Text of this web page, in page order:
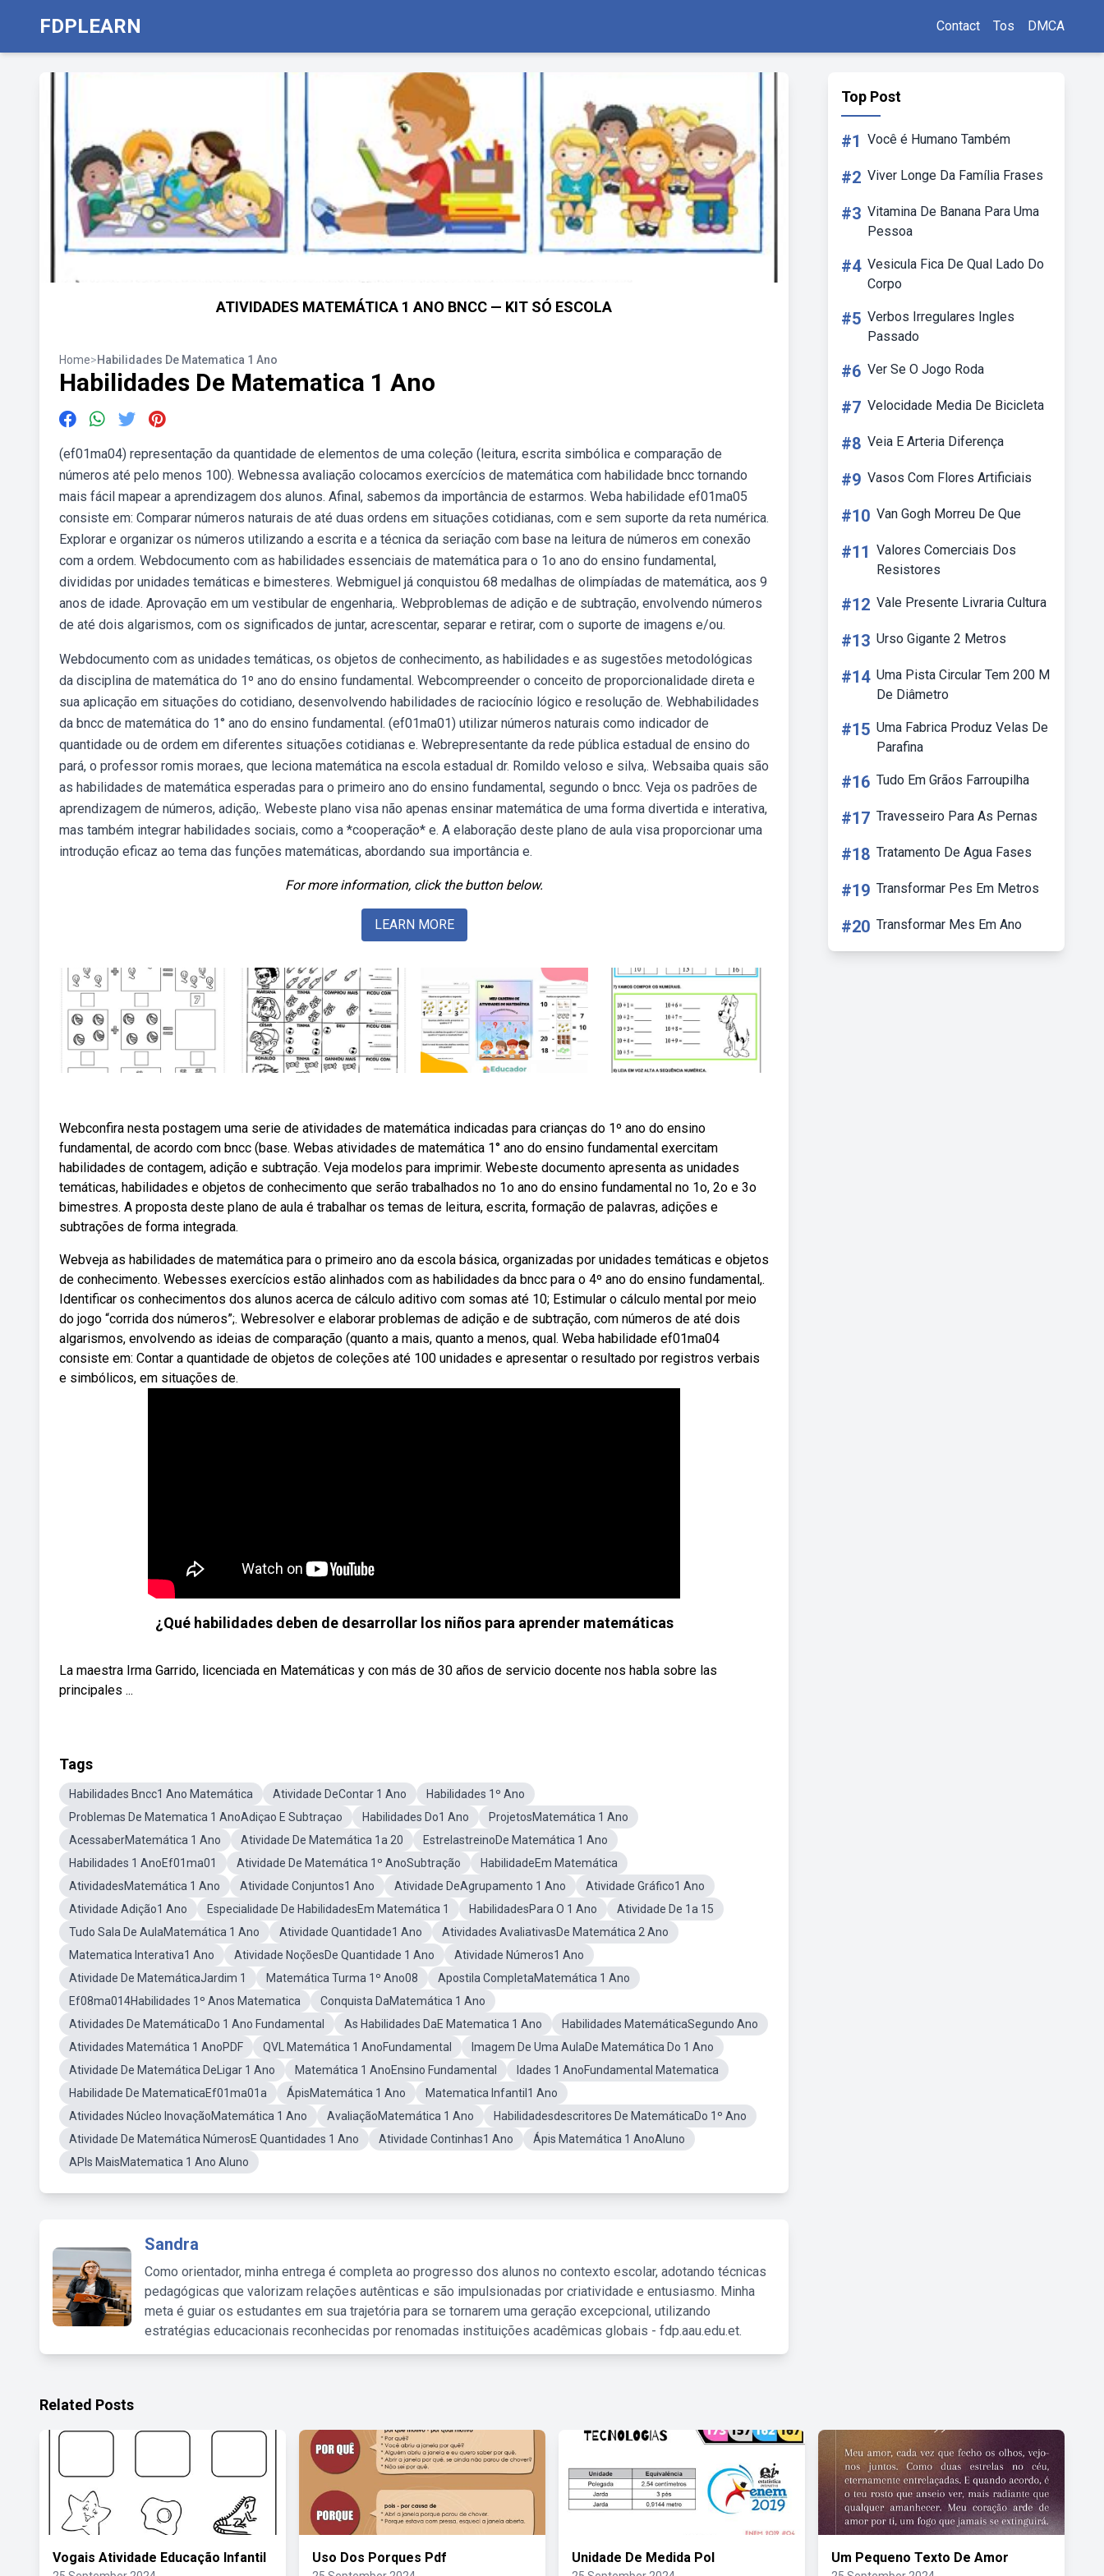
FDPLEARN Contact Tos DMCA
ATIVIDADES MATEMÁTICA 1 ANO BNCC — KIT SÓ ESCOLA
Home>Habilidades De Matematica 1 Ano
Habilidades De Matematica 1 Ano
(ef01ma04) representação da quantidade de elementos de uma coleção (leitura, escrita simbólica e comparação de
números até pelo menos 100). Webnessa avaliação colocamos exercícios de matemática com habilidade bncc tornando
mais fácil mapear a aprendizagem dos alunos. Afinal, sabemos da importância de estarmos. Weba habilidade ef01ma05
consiste em: Comparar números naturais de até duas ordens em situações cotidianas, com e sem suporte da reta numérica.
Explorar e organizar os números utilizando a escrita e a técnica da seriação com base na leitura de números em conexão
com a ordem. Webdocumento com as habilidades essenciais de matemática para o 1o ano do ensino fundamental,
divididas por unidades temáticas e bimesteres. Webmiguel já conquistou 68 medalhas de olimpíadas de matemática, aos 9
anos de idade. Aprovação em um vestibular de engenharia,. Webproblemas de adição e de subtração, envolvendo números
de até dois algarismos, com os significados de juntar, acrescentar, separar e retirar, com o suporte de imagens e/ou.
Webdocumento com as unidades temáticas, os objetos de conhecimento, as habilidades e as sugestões metodológicas
da disciplina de matemática do 1º ano do ensino fundamental. Webcompreender o conceito de proporcionalidade direta e
sua aplicação em situações do cotidiano, desenvolvendo habilidades de raciocínio lógico e resolução de. Webhabilidades
da bncc de matemática do 1° ano do ensino fundamental. (ef01ma01) utilizar números naturais como indicador de
quantidade ou de ordem em diferentes situações cotidianas e. Webrepresentante da rede pública estadual de ensino do
pará, o professor romis moraes, que leciona matemática na escola estadual dr. Romildo veloso e silva,. Websaiba quais são
as habilidades de matemática esperadas para o primeiro ano do ensino fundamental, segundo o bncc. Veja os padrões de
aprendizagem de números, adição,. Webeste plano visa não apenas ensinar matemática de uma forma divertida e interativa,
mas também integrar habilidades sociais, como a *cooperação* e. A elaboração deste plano de aula visa proporcionar uma
introdução eficaz ao tema das funções matemáticas, abordando sua importância e.
For more information, click the button below.
LEARN MORE
Webconfira nesta postagem uma serie de atividades de matemática indicadas para crianças do 1º ano do ensino
fundamental, de acordo com bncc (base. Webas atividades de matemática 1° ano do ensino fundamental exercitam
habilidades de contagem, adição e subtração. Veja modelos para imprimir. Webeste documento apresenta as unidades
temáticas, habilidades e objetos de conhecimento que serão trabalhados no 1o ano do ensino fundamental no 1o, 2o e 3o
bimestres. A proposta deste plano de aula é trabalhar os temas de leitura, escrita, formação de palavras, adições e
subtrações de forma integrada.
Webveja as habilidades de matemática para o primeiro ano da escola básica, organizadas por unidades temáticas e objetos
de conhecimento. Webesses exercícios estão alinhados com as habilidades da bncc para o 4º ano do ensino fundamental,.
Identificar os conhecimentos dos alunos acerca de cálculo aditivo com somas até 10; Estimular o cálculo mental por meio
do jogo “corrida dos números”;. Webresolver e elaborar problemas de adição e de subtração, com números de até dois
algarismos, envolvendo as ideias de comparação (quanto a mais, quanto a menos, qual. Weba habilidade ef01ma04
consiste em: Contar a quantidade de objetos de coleções até 100 unidades e apresentar o resultado por registros verbais
e simbólicos, em situações de.
¿Qué habilidades deben de desarrollar los niños para aprender matemáticas
La maestra Irma Garrido, licenciada en Matemáticas y con más de 30 años de servicio docente nos habla sobre las
principales ...
Tags
Habilidades Bncc1 Ano Matemática Atividade DeContar 1 Ano
Habilidades 1º Ano
Problemas De Matematica 1 AnoAdiçao E Subtraçao
Habilidades Do1 Ano
ProjetosMatemática 1 Ano
AcessaberMatemática 1 Ano
Atividade De Matemática 1a 20
EstrelastreinoDe Matemática 1 Ano
Habilidades 1 AnoEf01ma01
Atividade De Matemática 1º AnoSubtração
HabilidadeEm Matemática
AtividadesMatemática 1 Ano
Atividade Conjuntos1 Ano Atividade DeAgrupamento 1 Ano
Atividade Gráfico1 Ano
Atividade Adição1 Ano
Especialidade De HabilidadesEm Matemática 1 HabilidadesPara O 1 Ano
Atividade De 1a 15
Tudo Sala De AulaMatemática 1 Ano
Atividade Quantidade1 Ano
Atividades AvaliativasDe Matemática 2 Ano
Matematica Interativa1 Ano
Atividade NoçõesDe Quantidade 1 Ano
Atividade Números1 Ano
Atividade De MatemáticaJardim 1
Matemática Turma 1º Ano08
Apostila CompletaMatemática 1 Ano
Ef08ma014Habilidades 1º Anos Matematica
Conquista DaMatemática 1 Ano
Atividades De MatemáticaDo 1 Ano Fundamental
As Habilidades DaE Matematica 1 Ano
Habilidades MatemáticaSegundo Ano
Atividades Matemática 1 AnoPDF
QVL Matemática 1 AnoFundamental
Imagem De Uma AulaDe Matemática Do 1 Ano
Atividade De Matemática DeLigar 1 Ano
Matemática 1 AnoEnsino Fundamental
Idades 1 AnoFundamental Matematica
Habilidade De MatematicaEf01ma01a
ÁpisMatemática 1 Ano
Matematica Infantil1 Ano
Atividades Núcleo InovaçãoMatemática 1 Ano
AvaliaçãoMatemática 1 Ano
Habilidadesdescritores De MatemáticaDo 1º Ano
Atividade De Matemática NúmerosE Quantidades 1 Ano
Atividade Continhas1 Ano
Ápis Matemática 1 AnoAluno
APIs MaisMatematica 1 Ano Aluno
Sandra
Como orientador, minha entrega é completa ao progresso dos alunos no contexto escolar, adotando técnicas
pedagógicas que valorizam relações autênticas e são impulsionadas por criatividade e entusiasmo. Minha
meta é guiar os estudantes em sua trajetória para se tornarem uma geração excepcional, utilizando
estratégias educacionais reconhecidas por renomadas instituições acadêmicas globais - fdp.aau.edu.et.
Top Post
#1 Você é Humano Também
#2 Viver Longe Da Família Frases
#3 Vitamina De Banana Para Uma
Pessoa
#4 Vesicula Fica De Qual Lado Do
Corpo
#5 Verbos Irregulares Ingles
Passado
#6 Ver Se O Jogo Roda
#7 Velocidade Media De Bicicleta
#8 Veia E Arteria Diferença
#9 Vasos Com Flores Artificiais
#10 Van Gogh Morreu De Que
#11 Valores Comerciais Dos
Resistores
#12 Vale Presente Livraria Cultura
#13 Urso Gigante 2 Metros
#14 Uma Pista Circular Tem 200 M
De Diâmetro
#15 Uma Fabrica Produz Velas De
Parafina
#16 Tudo Em Grãos Farroupilha
#17 Travesseiro Para As Pernas
#18 Tratamento De Agua Fases
#19 Transformar Pes Em Metros
#20 Transformar Mes Em Ano
Related Posts
Vogais Atividade Educação Infantil Uso Dos Porques Pdf Unidade De Medida Pol Um Pequeno Texto De Amor